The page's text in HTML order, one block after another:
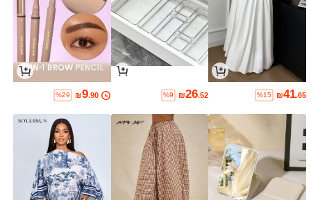
₪41.65
%15
₪26.52
%9
₪9.90
%29